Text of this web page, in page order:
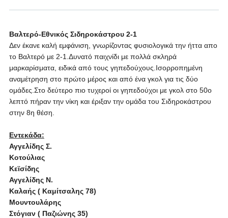
Βαλτερό-Εθνικός Σιδηροκάστρου 2-1
Δεν έκανε καλή εμφάνιση, γνωρίζοντας φυσιολογικά την ήττα απο
το Βαλτερό με 2-1.Δυνατό παιχνίδι με πολλά σκληρά
μαρκαρίσματα, ειδικά από τους γηπεδούχους.Ισορροπημένη
αναμέτρηση στο πρώτο μέρος και από ένα γκολ για τις δύο
ομάδες.Στο δεύτερο πιο τυχεροί οι γηπεδούχοι με γκολ στο 50ο
λεπτό πήραν την νίκη και έριξαν την ομάδα του Σιδηροκάστρου
στην 8η θέση.
Εντεκάδα:
Αγγελίδης Σ.
Κοτούλιας
Κεϊσίδης
Αγγελίδης Ν.
Καλαής ( Καμίτσαλης 78)
Μουντουλάρης
Στόγιαν ( Παζιώνης 35)